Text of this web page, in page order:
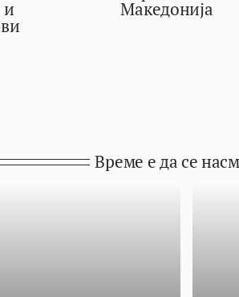
и Македонија
Време е да се